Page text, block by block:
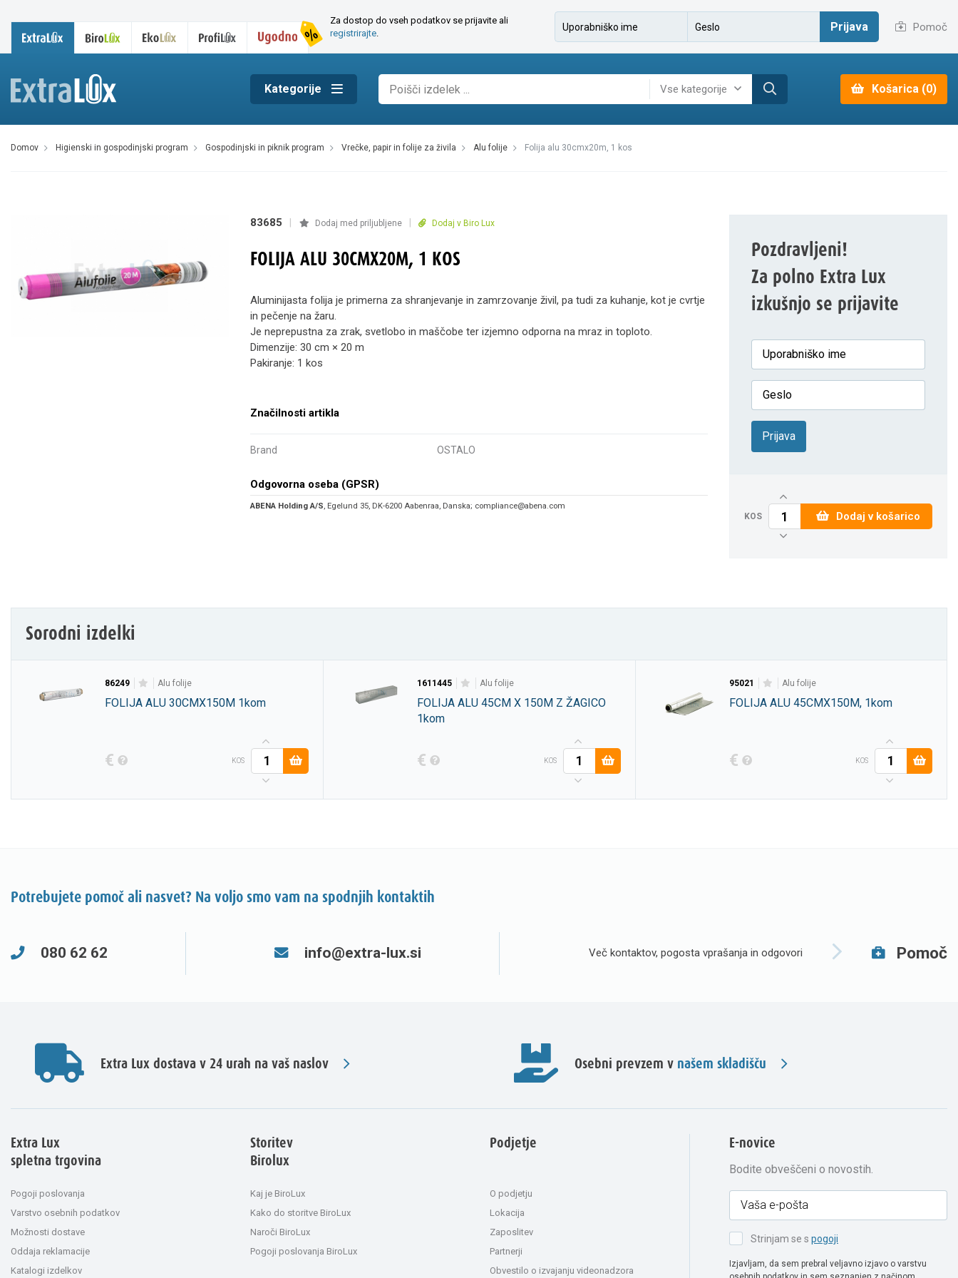
Za dostop do vseh podatkov se prijavite ali
registrirajte
Prijava Pomoč
Kategorije Vse kategorije Košarica (0)
domov higienski in gospodinjski program gospodinjski in piknik program vrečke, papir in folije za živila alu folije folija alu 30cmx20m, 1 kos
83685 Dodaj med priljubljene Dodaj v Biro Lux
FOLIJA ALU 30CMX20M, 1 KOS
Aluminijasta folija je primerna za shranjevanje in zamrzovanje živil, pa tudi za kuhanje, kot je cvrtje
in pečenje na žaru.
Je neprepustna za zrak, svetlobo in maščobe ter izjemno odporna na mraz in toploto.
Dimenzije: 30 cm × 20 m
Pakiranje: 1 kos
Značilnosti artikla
Brand OSTALO
Odgovorna oseba (GPSR)
ABENA Holding A/S, Egelund 35, DK-6200 Aabenraa, Danska; compliance@abena.com
Pozdravljeni!
Za polno Extra Lux
izkušnjo se prijavite
Prijava
KOS Dodaj v košarico
Sorodni izdelki
86249 alu folije
FOLIJA ALU 30CMX150M 1kom
€ KOS
1611445 alu folije
FOLIJA ALU 45CM X 150M Z ŽAGICO
1kom
€ KOS
95021 alu folije
FOLIJA ALU 45CMX150M, 1kom
€ KOS
Potrebujete pomoč ali nasvet? Na voljo smo vam na spodnjih kontaktih
080 62 62 info@extra-lux.si Več kontaktov, pogosta vprašanja in odgovori Pomoč
Extra Lux dostava v 24 urah na vaš naslov Osebni prevzem v našem skladišču
Extra Lux
spletna trgovina
Pogoji poslovanja
Varstvo osebnih podatkov
Možnosti dostave
Oddaja reklamacije
Katalogi izdelkov
Storitev
Birolux
Kaj je BiroLux
Kako do storitve BiroLux
Naroči BiroLux
Pogoji poslovanja BiroLux
Podjetje
O podjetju
Lokacija
Zaposlitev
Partnerji
Obvestilo o izvajanju videonadzora
E-novice
Bodite obveščeni o novostih.
Strinjam se s pogoji
Izjavljam, da sem prebral veljavno izjavo o varstvu